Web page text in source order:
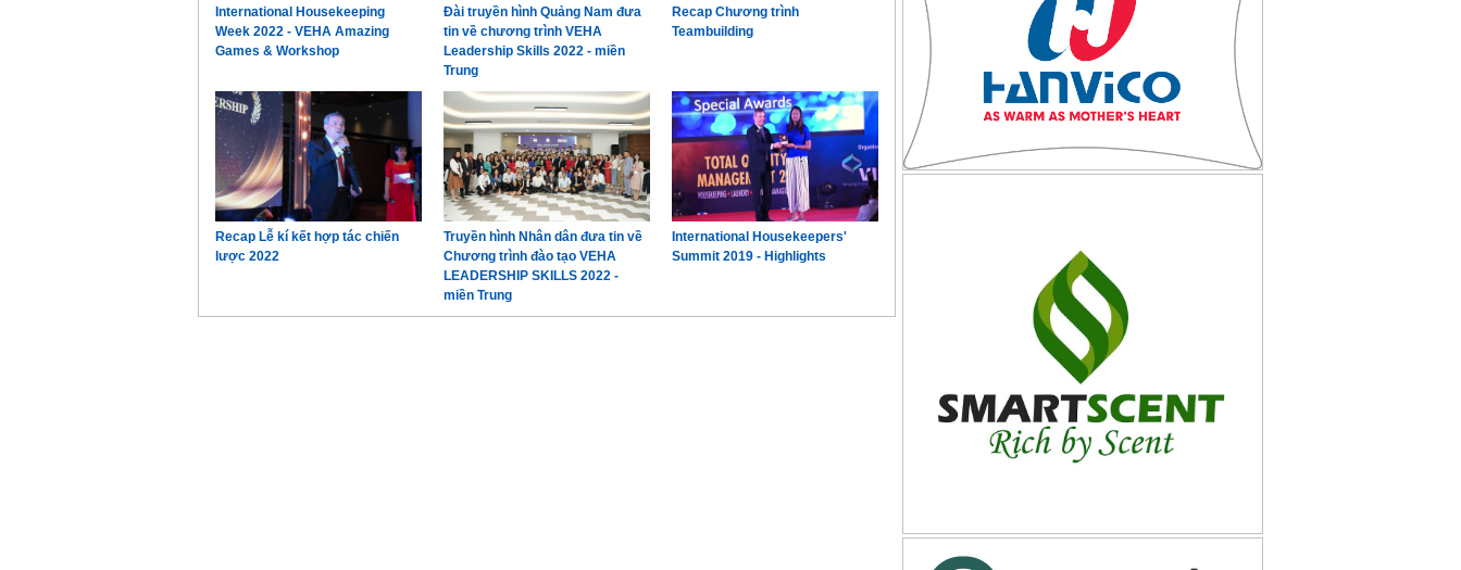
International Housekeeping
Week 2022 - VEHA Amazing
Games & Workshop
Đài truyền hình Quảng Nam đưa
tin về chương trình VEHA
Leadership Skills 2022 - miền
Trung
Recap Chương trình
Teambuilding
Recap Lễ kí kết hợp tác chiến
lược 2022
Truyền hình Nhân dân đưa tin về
Chương trình đào tạo VEHA
LEADERSHIP SKILLS 2022 -
miền Trung
International Housekeepers'
Summit 2019 - Highlights